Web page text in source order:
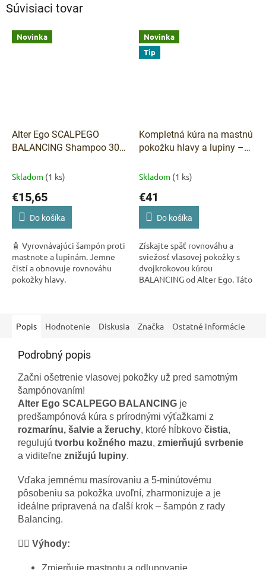
Súvisiaci tovar
Novinka
Alter Ego SCALPEGO
BALANCING Shampoo 300
Skladom (1 ks)
€15,65
Do košíka
🧴 Vyrovnávajúci šampón proti
mastnote a lupinám. Jemne
čistí a obnovuje rovnováhu
pokožky hlavy.
Novinka
Tip
Kompletná kúra na mastnú
pokožku hlavy a lupiny –
Skladom (1 ks)
€41
Do košíka
Získajte späť rovnováhu a
sviežosť vlasovej pokožky s
dvojkrokovou kúrou
BALANCING od Alter Ego. Táto
Popis
Hodnotenie Diskusia Značka Ostatné informácie
Podrobný popis
Začni ošetrenie vlasovej pokožky už pred samotným
šampónovaním!
Alter Ego SCALPEGO BALANCING je
predšampónová kúra s prírodnými výťažkami z
rozmarínu, šalvie a žeruchy, ktoré hĺbkovo čistia,
regulujú tvorbu kožného mazu, zmierňujú svrbenie
a viditeľne znižujú lupiny.
Vďaka jemnému masírovaniu a 5-minútovému
pôsobeniu sa pokožka uvoľní, zharmonizuje a je
ideálne pripravená na ďalší krok – šampón z rady
Balancing.
🧖‍♀️ Výhody: